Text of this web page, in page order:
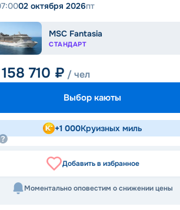
02 октября 2026пт
MSC Fantasia
СТАНДАРТ
158 710 ₽ / чел
Выбор каюты
+1 000Круизных миль
Добавить в избранное
Моментально оповестим о снижении цены